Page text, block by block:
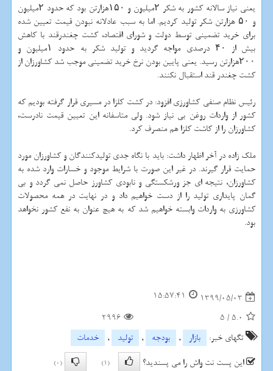
یعنی نیاز سالانه کشور به شکر ۲میلیون و ۱۵۰هزارتن بود که حدود ۲میلیون
و ۵۰ هزارتن شکر تولید کردیم. اما به سبب عادلانه نبودن قیمت تعیین شده
برای خرید تضمینی توسط دولت و شورای اقتصاد، کشت چغندرقند با کاهش
بیش از ۴۰ درصدی مواجه گردید و تولید شکر به حدود ۱میلیون و
۲۰۰هزارتن رسید. یعنی پایین بودن نرخ خرید تضمینی موجب شد کشاورزان از
کشت چغندر قند استقبال نکنند.
رئیس نظام صنفی کشاورزی افزود: در کشت کلزا در مسیری قرار گرفته بودیم که
کشور از واردات روغن بی نیاز شود. ولی متاسفانه این تعیین قیمت نادرست،
کشاورزان را از کاشت کلزا هم منصرف کرد.
ملک زاده در آخر اظهار داشت: باید با نگاه جدی تولیدکنندگان و کشاورزان مورد
حمایت قرار گیرند. در غیر این صورت با شرایط موجود و خسارات وارد شده به
کشاورزان، نتیجه ای جز ورشکستگی و نابودی کشاورز حاصل نمی گردد و بی
گمان پایداری تولید را از دست خواهیم داد و در نهایت در همه محصولات
کشاورزی به واردات وابسته خواهیم شد که به هیچ عنوان به نفع کشور نخواهد
بود.
1399/05/03
15:57:41
5.0
/
5
2996
تگهای خبر:
بازار , بودجه , تولید ,
خدمات
این پست نت واش را می پسندید؟
(1)
(0)